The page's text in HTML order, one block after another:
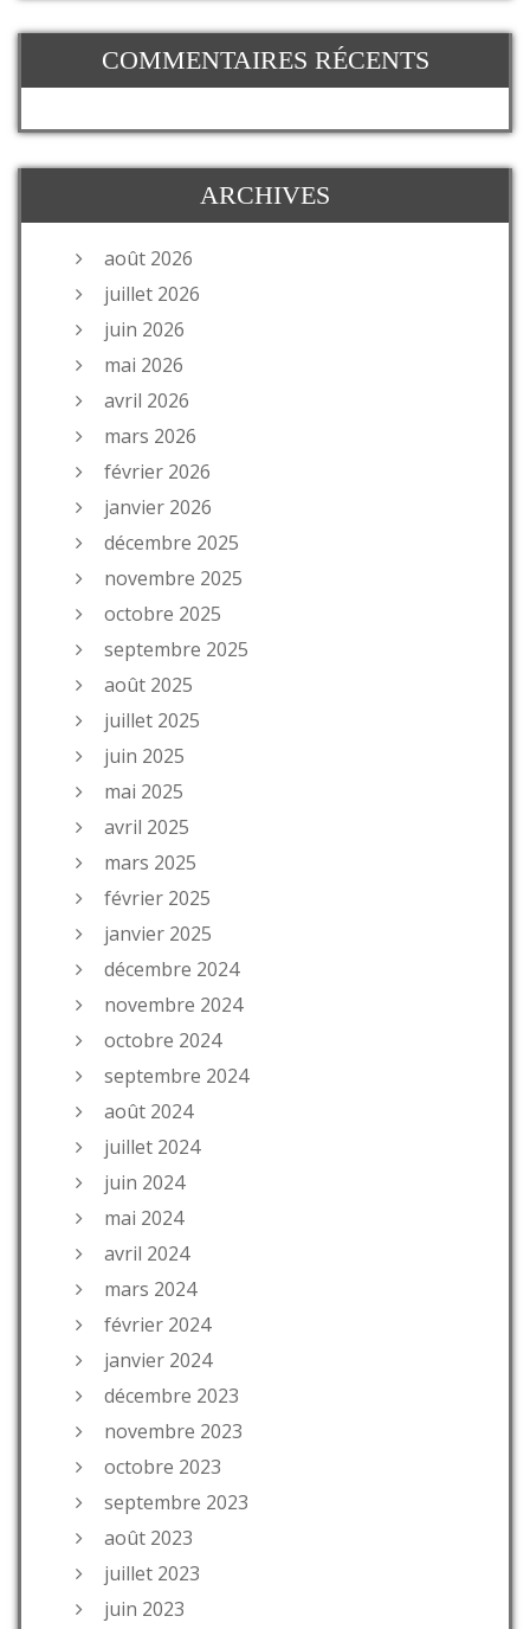
COMMENTAIRES RÉCENTS
ARCHIVES
août 2026
juillet 2026
juin 2026
mai 2026
avril 2026
mars 2026
février 2026
janvier 2026
décembre 2025
novembre 2025
octobre 2025
septembre 2025
août 2025
juillet 2025
juin 2025
mai 2025
avril 2025
mars 2025
février 2025
janvier 2025
décembre 2024
novembre 2024
octobre 2024
septembre 2024
août 2024
juillet 2024
juin 2024
mai 2024
avril 2024
mars 2024
février 2024
janvier 2024
décembre 2023
novembre 2023
octobre 2023
septembre 2023
août 2023
juillet 2023
juin 2023